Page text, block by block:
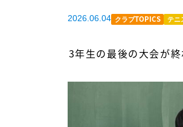
2026.06.04 クラブTOPICS テニ
3年生の最後の大会が